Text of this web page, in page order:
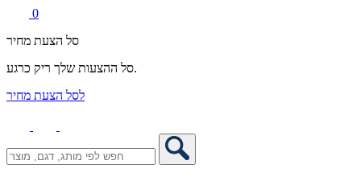
0
סל הצעת מחיר
סל ההצעות שלך ריק כרגע.
לסל הצעת מחיר